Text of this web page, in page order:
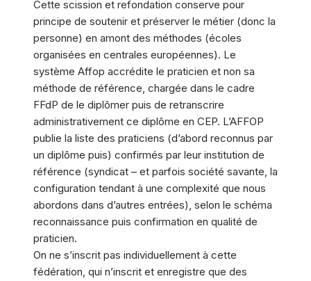
Cette scission et refondation conserve pour
principe de soutenir et préserver le métier (donc la
personne) en amont des méthodes (écoles
organisées en centrales européennes). Le
système Affop accrédite le praticien et non sa
méthode de référence, chargée dans le cadre
FFdP de le diplômer puis de retranscrire
administrativement ce diplôme en CEP. L’AFFOP
publie la liste des praticiens (d’abord reconnus par
un diplôme puis) confirmés par leur institution de
référence (syndicat – et parfois société savante, la
configuration tendant à une complexité que nous
abordons dans d’autres entrées), selon le schéma
reconnaissance puis confirmation en qualité de
praticien.
On ne s’inscrit pas individuellement à cette
fédération, qui n’inscrit et enregistre que des